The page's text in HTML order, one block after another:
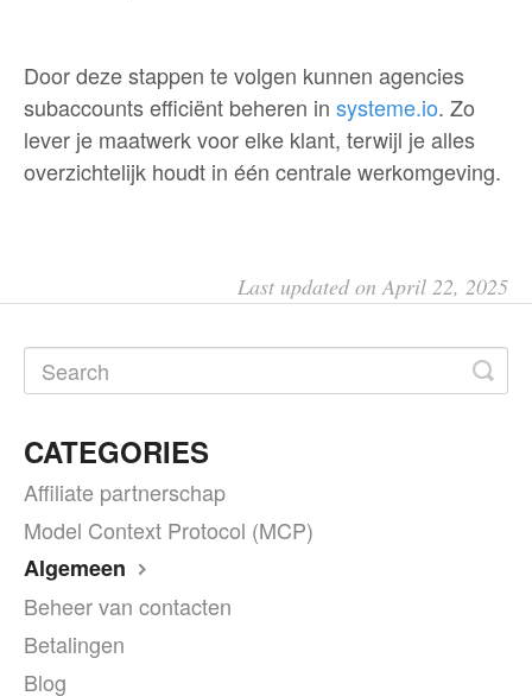
Door deze stappen te volgen kunnen agencies
subaccounts efficiënt beheren in systeme.io. Zo
lever je maatwerk voor elke klant, terwijl je alles
overzichtelijk houdt in één centrale werkomgeving.
Last updated on April 22, 2025
CATEGORIES
Affiliate partnerschap
Model Context Protocol (MCP)
Algemeen
Beheer van contacten
Betalingen
Blog